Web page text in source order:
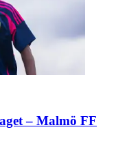
– Malmö FF